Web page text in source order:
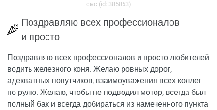
смс (id: 385853)
Поздравляю всех профессионалов
и просто
Поздравляю всех профессионалов и просто любителей
водить железного коня. Желаю ровных дорог,
адекватных попутчиков, взаимоуважения всех коллег
по рулю. Желаю, чтобы не подводил мотор, всегда был
полный бак и всегда добираться из намеченного пункта